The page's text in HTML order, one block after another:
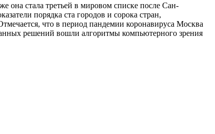
она стала третьей в мировом списке после Сан-
порядка ста городов и сорока стран,
что в период пандемии коронавируса Москва
решений вошли алгоритмы компьютерного зрения